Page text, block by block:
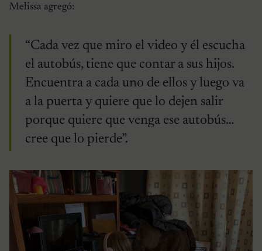
Melissa agregó:
“Cada vez que miro el video y él escucha
el autobús, tiene que contar a sus hijos.
Encuentra a cada uno de ellos y luego va
a la puerta y quiere que lo dejen salir
porque quiere que venga ese autobús…
cree que lo pierde”.